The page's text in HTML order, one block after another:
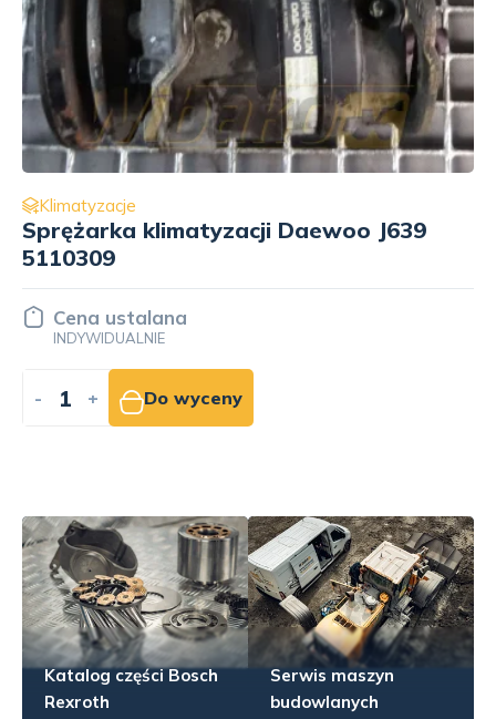
Klimatyzacje
Sprężarka klimatyzacji Sanden 4762
00120490970
Cena ustalana
INDYWIDUALNIE
- + Do wyceny
Katalog części Bosch
Rexroth
Serwis maszyn
budowlanych